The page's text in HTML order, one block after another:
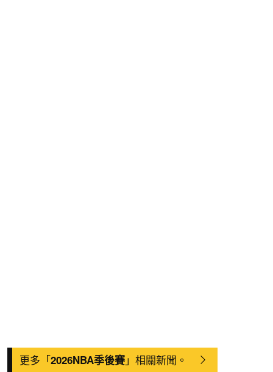
更多「2026NBA季後賽」相關新聞。